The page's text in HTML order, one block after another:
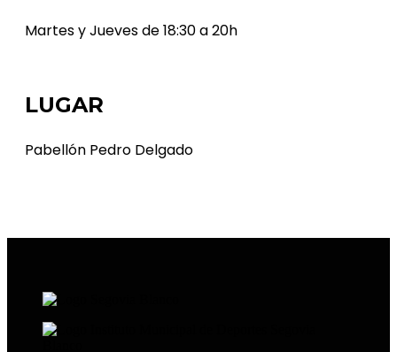
Martes y Jueves de 18:30 a 20h
LUGAR
Pabellón Pedro Delgado